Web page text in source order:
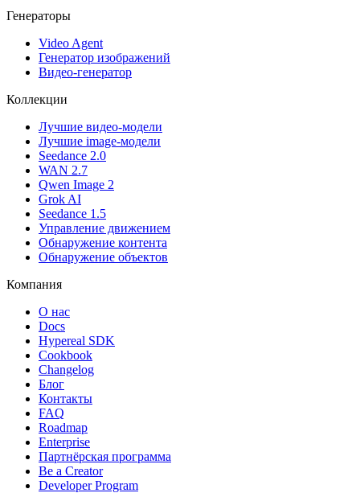
Генераторы
Video Agent
Генератор изображений
Видео-генератор
Коллекции
Лучшие видео-модели
Лучшие image-модели
Seedance 2.0
WAN 2.7
Qwen Image 2
Grok AI
Seedance 1.5
Управление движением
Обнаружение контента
Обнаружение объектов
Компания
О нас
Docs
Hypereal SDK
Cookbook
Changelog
Блог
Контакты
FAQ
Roadmap
Enterprise
Партнёрская программа
Be a Creator
Developer Program